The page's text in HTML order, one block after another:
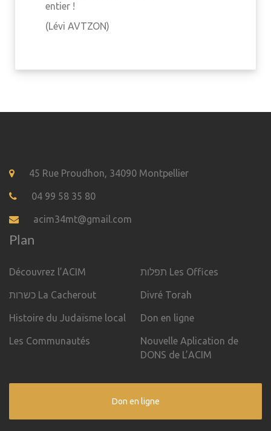
entier !
(Lévi AVTZON)
45 Rue Proudhon, 34090 Montpellier
04 99 58 35 80
acim34mt@gmail.com
Plan
Découvrez l’ACIM
כשרות La Cacherout
Histoire du Judaïsme local
Les Communautés
תפלות Les Offices
Divré Torah
Don en ligne
Nouvelle Aplication de
DONS de L’ACIM
Don en ligne